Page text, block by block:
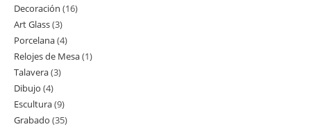
productos
Decoración 1616
Art Glass 33
productos
Porcelana 44
productos
Relojes de Mesa 11
Talavera 33
Dibujo 44
productos
Escultura 99
productos
Grabado 3535